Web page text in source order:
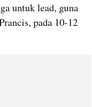
untuk lead, guna
pada 10-12